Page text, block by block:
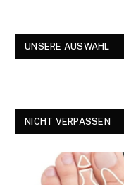
UNSERE AUSWAHL
NICHT VERPASSEN